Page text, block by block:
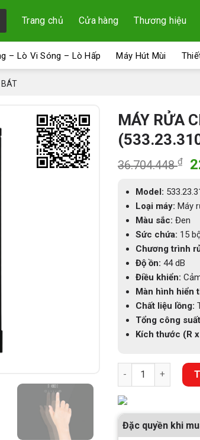
Trang chủ Cửa hàng Thương hiệu
– Lò Vi Sóng – Lò Hấp Máy Hút Mùi
BÁT
MÁY RỬA
36.704.448₫
Model:
Loại máy: Máy
Màu sắc: Đen
Sức chứa: 15
Chương trình
Độ ồn: 44 dB
Điều khiển:
Màn hình hiển
Chất liệu lồng:
Tổng công
Kích thước (R
MÁY RỬA CHÉN
Đặc quyền khi